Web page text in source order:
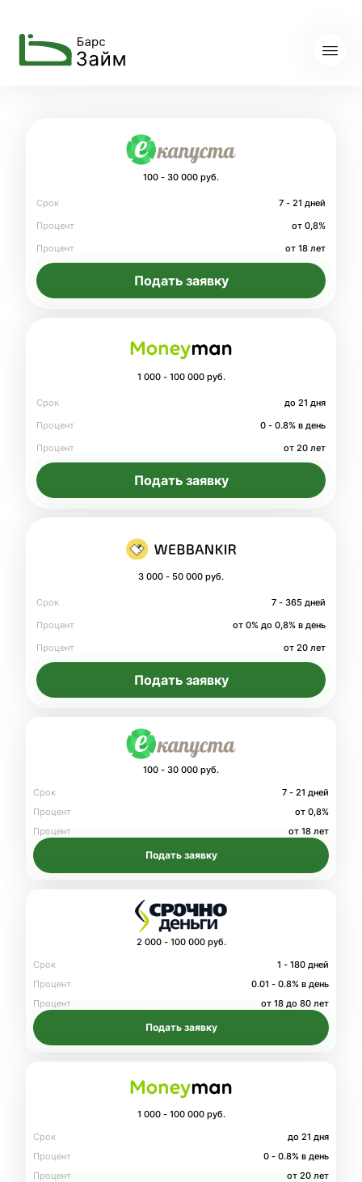
100 - 30 000 руб.
Срок
7 - 21 дней
Процент
от 0,8%
Процент
от 18 лет
Подать заявку
1 000 - 100 000 руб.
Срок
до 21 дня
Процент
0 - 0.8% в день
Процент
от 20 лет
Подать заявку
3 000 - 50 000 руб.
Срок
7 - 365 дней
Процент
от 0% до 0,8% в день
Процент
от 20 лет
Подать заявку
100 - 30 000 руб.
Срок
7 - 21 дней
Процент
от 0,8%
Процент
от 18 лет
Подать заявку
2 000 - 100 000 руб.
Срок
1 - 180 дней
Процент
0.01 - 0.8% в день
Процент
от 18 до 80 лет
Подать заявку
1 000 - 100 000 руб.
Срок
до 21 дня
Процент
0 - 0.8% в день
Процент
от 20 лет